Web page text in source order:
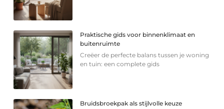
Praktische gids voor binnenklimaat en
buitenruimte
Creëer de perfecte balans tussen je woning
en tuin: een complete gids
Bruidsbroekpak als stijlvolle keuze